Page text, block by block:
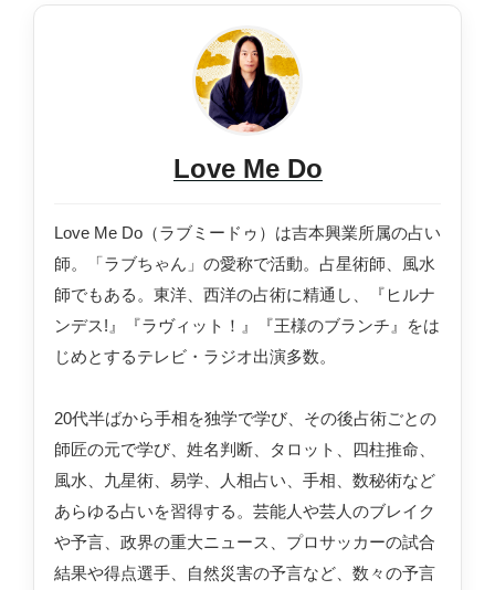
Love Me Do
Love Me Do（ラブミードゥ）は吉本興業所属の占い
師。「ラブちゃん」の愛称で活動。占星術師、風水
師でもある。東洋、西洋の占術に精通し、『ヒルナ
ンデス!』『ラヴィット！』『王様のブランチ』をは
じめとするテレビ・ラジオ出演多数。
20代半ばから手相を独学で学び、その後占術ごとの
師匠の元で学び、姓名判断、タロット、四柱推命、
風水、九星術、易学、人相占い、手相、数秘術など
あらゆる占いを習得する。芸能人や芸人のブレイク
や予言、政界の重大ニュース、プロサッカーの試合
結果や得点選手、自然災害の予言など、数々の予言